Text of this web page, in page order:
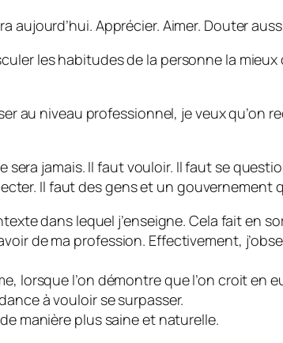
aujourd’hui. Apprécier. Aimer. Douter
les habitudes de la personne la mieux
au niveau professionnel, je veux qu’on
sera jamais. Il faut vouloir. Il faut se
Il faut des gens et un
dans lequel j’enseigne. Cela fait en
de ma profession. Effectivement,
lorsque l’on démontre que l’on croit en
à vouloir se surpasser.
manière plus saine et naturelle.